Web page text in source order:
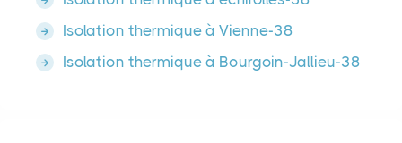
Isolation thermique à Vienne-38
Isolation thermique à Bourgoin-Jallieu-38